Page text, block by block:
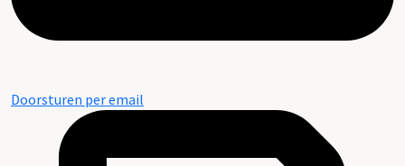
Doorsturen per email